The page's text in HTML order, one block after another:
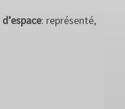
d’espace: représenté,